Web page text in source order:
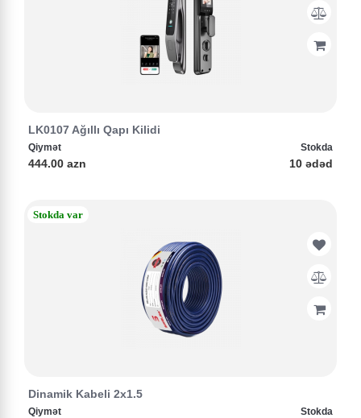
LK0107 Ağıllı Qapı Kilidi
Qiymət
444.00 azn
Stokda
10 ədəd
Stokda var
Dinamik Kabeli 2x1.5
Qiymət Stokda